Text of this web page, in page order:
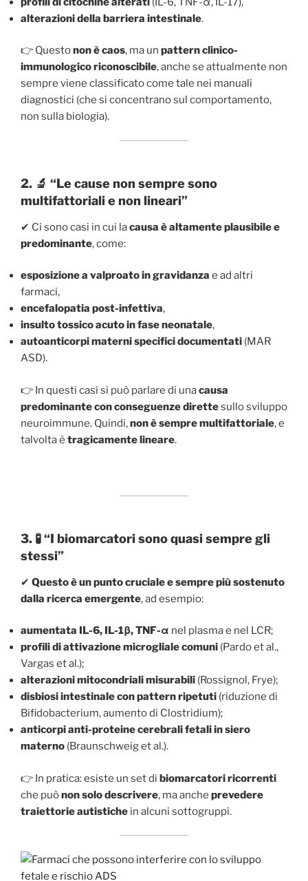
alterazioni della barriera intestinale.
👉 Questonon è caos, ma un pattern clinico-
immunologico riconoscibile, anche se attualmente non
sempre viene classificato come tale nei manuali
diagnostici (che si concentrano sul comportamento,
non sulla biologia).
2. 🔬 “Le cause non sempre sono
multifattoriali e non lineari”
✔ Ci sono casi in cui lacausa è altamente plausibile e
predominante, come:
esposizione a valproato in gravidanza e ad altri
farmaci,
encefalopatia post-infettiva,
insulto tossico acuto in fase neonatale,
autoanticorpi materni specifici documentati (MAR
ASD).
👉 In questi casi si può parlare di unacausa
predominante con conseguenze direttesullo sviluppo
neuroimmune. Quindi,non è sempre multifattoriale, e
talvolta è tragicamente lineare.
3. 🧪 “I biomarcatori sono quasi sempre gli
stessi”
✔ Questo è un punto cruciale e sempre più sostenuto
dalla ricerca emergente, ad esempio:
aumentata IL-6, IL-1β, TNF-α nel plasma e nel LCR;
profili di attivazione microgliale comuni (Pardo et al.,
Vargas et al.);
alterazioni mitocondriali misurabili (Rossignol, Frye);
disbiosi intestinale con pattern ripetuti (riduzione di
Bifidobacterium, aumento di Clostridium);
anticorpi anti-proteine cerebrali fetali in siero
materno (Braunschweig et al.).
👉 In pratica: esiste un set di biomarcatori ricorrenti
che puònon solo descrivere, ma anche prevedere
traiettorie autistiche in alcuni sottogruppi.